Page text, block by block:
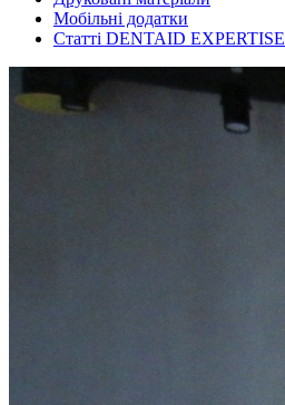
Мобільні додатки
Статті DENTAID EXPERTISE